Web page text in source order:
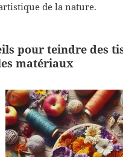
de la nature.
pour teindre des
matériaux